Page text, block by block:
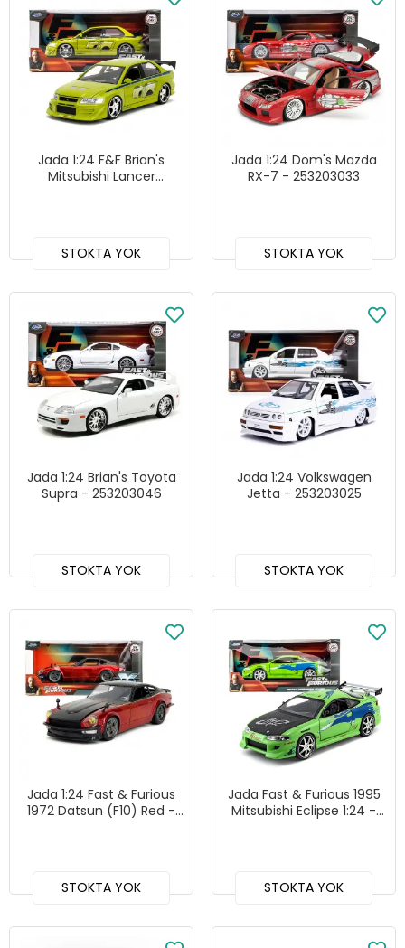
Jada 1:24 F&F Brian's
Mitsubishi Lancer
STOKTA YOK
Jada 1:24 Dom's Mazda
RX-7 - 253203033
STOKTA YOK
Jada 1:24 Brian's Toyota
Supra - 253203046
STOKTA YOK
Jada 1:24 Volkswagen
Jetta - 253203025
STOKTA YOK
Jada 1:24 Fast & Furious
1972 Datsun (F10) Red -
STOKTA YOK
Jada Fast & Furious 1995
Mitsubishi Eclipse 1:24 -
STOKTA YOK